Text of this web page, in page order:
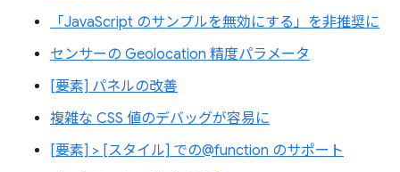
「JavaScript のサンプルを無効にする」を非推奨に
センサーの Geolocation 精度パラメータ
[要素] パネルの改善
複雑な CSS 値のデバッグが容易に
[要素] > [スタイル] での@function のサポート